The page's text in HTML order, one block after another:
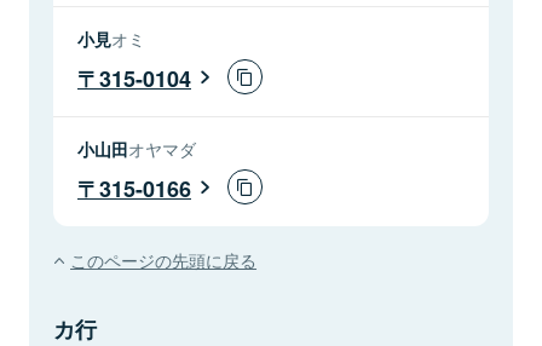
小見オミ
315-0104
小山田オヤマダ
315-0166
このページの先頭に戻る
カ行